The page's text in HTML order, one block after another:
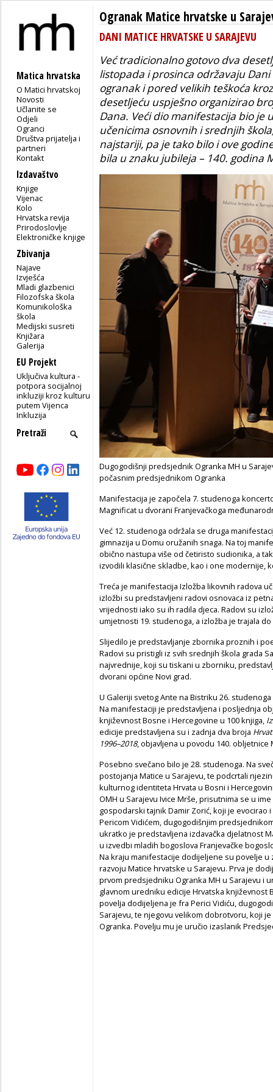
Matica hrvatska
O Matici hrvatskoj
Novosti
Učlanite se
Odjeli
Ogranci
Društva prijatelja i
partneri
Kontakt
Izdavaštvo
Knjige
Vijenac
Kolo
Hrvatska revija
Prirodoslovlje
Elektroničke knjige
Zbivanja
Najave
Izvješća
Mladi glazbenici
Filozofska škola
Komunikološka
škola
Medijski susreti
Knjižara
Galerija
EU Projekt
Uključiva kultura -
potpora socijalnoj
inkluziji kroz kulturu
putem Vijenca
Inkluzija
Ogranak Matice hrvatske u
DANI MATICE HRVATSKE U SARAJEVU
Već tradicionalno gotovo dva
listopada i prosinca održavaju
ogranak i pored velikih teškoća
desetljeću uspješno organizirao
Dana. Veći dio manifestacija bio
učenicima osnovnih i srednjih
najstariji, pa je tako bilo i ove
bila u znaku jubileja – 140. godina
Dugogodišnji predsjednik Ogranka MH u
počasnim predsjednikom Ogranka
Manifestacija je započela 7. studenoga
Magnificat u dvorani Franjevačkoga
Već 12. studenoga održala se druga
gimnazija u Domu oružanih snaga. Na toj
obično nastupa više od četiristo sudionika, a
izvodili klasične skladbe, kao i one modernije,
Treća je manifestacija Izložba likovnih radova
izložbi su predstavljeni radovi osnovaca iz
vrijednosti iako su ih radila djeca. Radovi su
umjetnosti 19. studenoga, a izložba je trajala
Slijedilo je predstavljanje zbornika proznih i
Radovi su pristigli iz svih srednjih škola grada
najvrednije, koji su tiskani u zborniku,
dvorani općine Novi grad.
U Galeriji svetog Ante na Bistriku 26.
Na manifestaciji je predstavljena i posljednja
književnost Bosne i Hercegovine u 100 knjiga,
edicije predstavljena su i zadnja dva broja
1996–2018, objavljena u povodu 140. obljetnice
Posebno svečano bilo je 28. studenoga. Na
postojanja Matice u Sarajevu, te podcrtali
kulturnog identiteta Hrvata u Bosni i
OMH u Sarajevu Ivice Mrše, prisutnima se u
gospodarski tajnik Damir Zorić, koji je
Pericom Vidićem, dugogodišnjim
ukratko je predstavljena izdavačka djelatnost
u izvedbi mladih bogoslova Franjevačke
Na kraju manifestacije dodijeljene su povelje
razvoju Matice hrvatske u Sarajevu. Prva je
prvom predsjedniku Ogranka MH u Sarajevu i
glavnom uredniku edicije Hrvatska književnost
povelja dodijeljena je fra Perici Vidiću,
Sarajevu, te njegovu velikom dobrotvoru, koji
Ogranka. Povelju mu je uručio izaslanik